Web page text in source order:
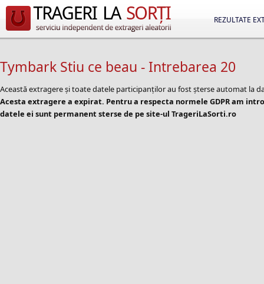
REZULTATE
Tymbark Stiu ce beau - Intrebarea 20
Această extragere și toate datele participanților au fost șterse automat la
Acesta extragere a expirat. Pentru a respecta normele GDPR am
datele ei sunt permanent sterse de pe site-ul TrageriLaSorti.ro